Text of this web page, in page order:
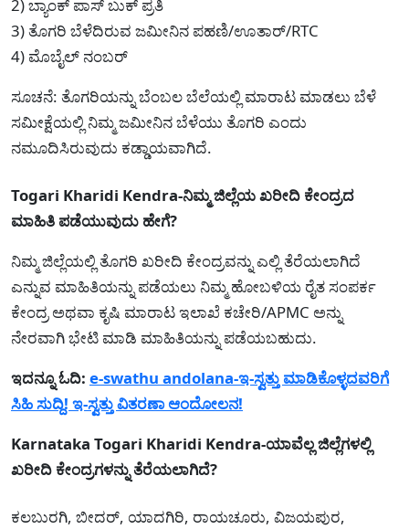
2) ಬ್ಯಾಂಕ್ ಪಾಸ್ ಬುಕ್ ಪ್ರತಿ
3) ತೊಗರಿ ಬೆಳೆದಿರುವ ಜಮೀನಿನ ಪಹಣಿ/ಊತಾರ್/RTC
4) ಮೊಬೈಲ್ ನಂಬರ್
ಸೂಚನೆ: ತೊಗರಿಯನ್ನು ಬೆಂಬಲ ಬೆಲೆಯಲ್ಲಿ ಮಾರಾಟ ಮಾಡಲು ಬೆಳೆ
ಸಮೀಕ್ಷೆಯಲ್ಲಿ ನಿಮ್ಮ ಜಮೀನಿನ ಬೆಳೆಯು ತೊಗರಿ ಎಂದು
ನಮೂದಿಸಿರುವುದು ಕಡ್ಡಾಯವಾಗಿದೆ.
Togari Kharidi Kendra-ನಿಮ್ಮ ಜಿಲ್ಲೆಯ ಖರೀದಿ ಕೇಂದ್ರದ
ಮಾಹಿತಿ ಪಡೆಯುವುದು ಹೇಗೆ?
ನಿಮ್ಮ ಜಿಲ್ಲೆಯಲ್ಲಿ ತೊಗರಿ ಖರೀದಿ ಕೇಂದ್ರವನ್ನು ಎಲ್ಲಿ ತೆರೆಯಲಾಗಿದೆ
ಎನ್ನುವ ಮಾಹಿತಿಯನ್ನು ಪಡೆಯಲು ನಿಮ್ಮ ಹೋಬಳಿಯ ರೈತ ಸಂಪರ್ಕ
ಕೇಂದ್ರ ಅಥವಾ ಕೃಷಿ ಮಾರಾಟ ಇಲಾಖೆ ಕಚೇರಿ/APMC ಅನ್ನು
ನೇರವಾಗಿ ಭೇಟಿ ಮಾಡಿ ಮಾಹಿತಿಯನ್ನು ಪಡೆಯಬಹುದು.
ಇದನ್ನೂ ಓದಿ: e-swathu andolana-ಇ-ಸ್ವತ್ತು ಮಾಡಿಕೊಳ್ಳದವರಿಗೆ
ಸಿಹಿ ಸುದ್ದಿ! ಇ-ಸ್ವತ್ತು ವಿತರಣಾ ಆಂದೋಲನ!
Karnataka Togari Kharidi Kendra-ಯಾವೆಲ್ಲ ಜಿಲ್ಲೆಗಳಲ್ಲಿ
ಖರೀದಿ ಕೇಂದ್ರಗಳನ್ನು ತೆರೆಯಲಾಗಿದೆ?
ಕಲಬುರಗಿ, ಬೀದರ್, ಯಾದಗಿರಿ, ರಾಯಚೂರು, ವಿಜಯಪುರ,